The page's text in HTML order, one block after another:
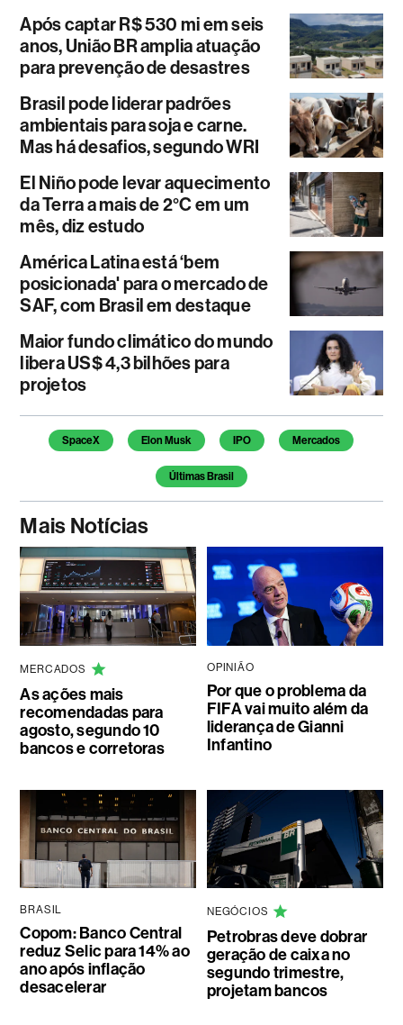
Após captar R$ 530 mi em seis
anos, União BR amplia atuação
para prevenção de desastres
Brasil pode liderar padrões
ambientais para soja e carne.
Mas há desafios, segundo WRI
El Niño pode levar aquecimento
da Terra a mais de 2°C em um
mês, diz estudo
América Latina está ‘bem
posicionada' para o mercado de
SAF, com Brasil em destaque
Maior fundo climático do mundo
libera US$ 4,3 bilhões para
projetos
Temas deste artigo
SpaceX Elon Musk IPO Mercados
Últimas Brasil
Mais Notícias
MERCADOS
As ações mais
recomendadas para
agosto, segundo 10
bancos e corretoras
OPINIÃO
Por que o problema da
FIFA vai muito além da
liderança de Gianni
Infantino
BRASIL
Copom: Banco Central
reduz Selic para 14% ao
ano após inflação
desacelerar
NEGÓCIOS
Petrobras deve dobrar
geração de caixa no
segundo trimestre,
projetam bancos